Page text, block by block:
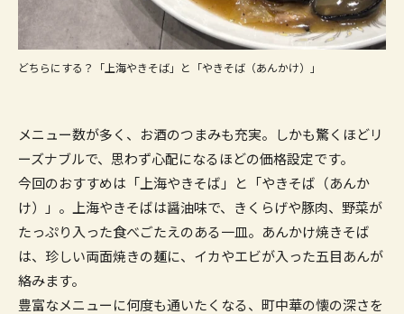
どちらにする？「上海やきそば」と「やきそば（あんかけ）」
メニュー数が多く、お酒のつまみも充実。しかも驚くほどリ
ーズナブルで、思わず心配になるほどの価格設定です。
今回のおすすめは「上海やきそば」と「やきそば（あんか
け）」。上海やきそばは醤油味で、きくらげや豚肉、野菜が
たっぷり入った食べごたえのある一皿。あんかけ焼きそば
は、珍しい両面焼きの麺に、イカやエビが入った五目あんが
絡みます。
豊富なメニューに何度も通いたくなる、町中華の懐の深さを